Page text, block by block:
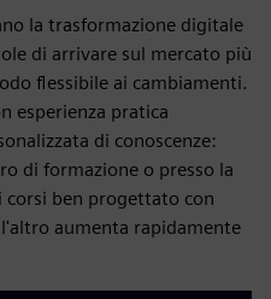
la trasformazione digitale
di arrivare sul mercato più
flessibile ai cambiamenti.
esperienza pratica
di conoscenze:
di formazione o presso la
corsi ben progettato con
aumenta rapidamente